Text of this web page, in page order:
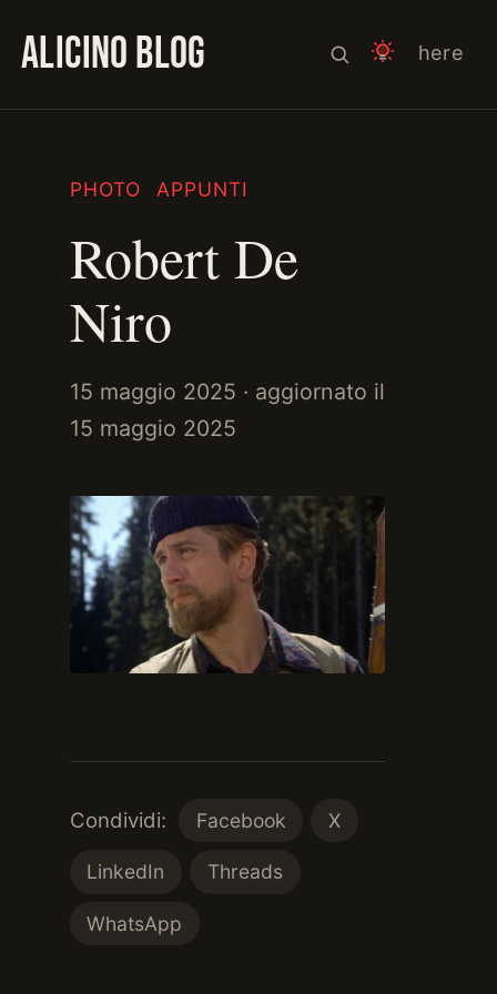
ALICINO BLOG here
PHOTO APPUNTI
Robert De
Niro
15 maggio 2025 · aggiornato il
15 maggio 2025
Condividi: Facebook X
LinkedIn Threads
WhatsApp